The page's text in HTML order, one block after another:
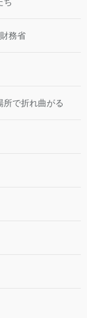
務省
所で折れ曲がる